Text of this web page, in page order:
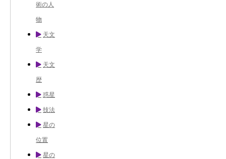
術の人
物
天文
学
天文
歴
惑星
技法
星の
位置
星の